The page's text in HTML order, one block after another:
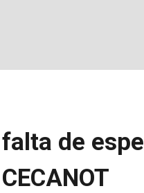
de